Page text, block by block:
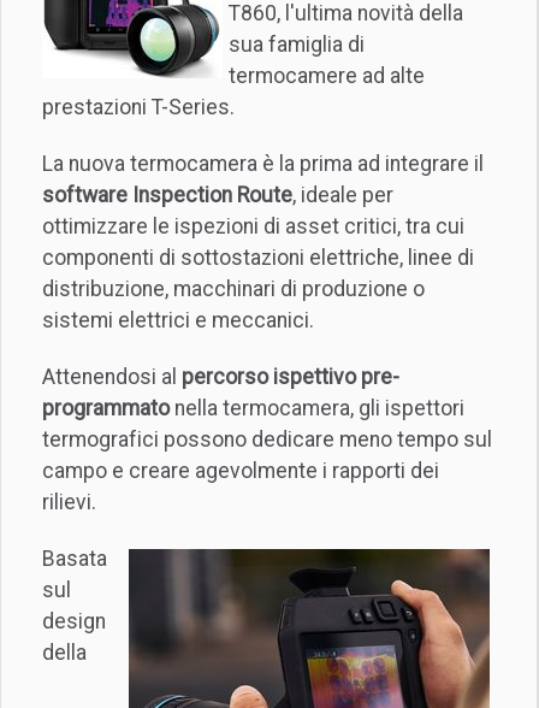
T860, l'ultima novità della
sua famiglia di
termocamere ad alte
prestazioni T-Series.
La nuova termocamera è la prima ad integrare il
software Inspection Route, ideale per
ottimizzare le ispezioni di asset critici, tra cui
componenti di sottostazioni elettriche, linee di
distribuzione, macchinari di produzione o
sistemi elettrici e meccanici.
Attenendosi al percorso ispettivo pre-
programmatonella termocamera, gli ispettori
termografici possono dedicare meno tempo sul
campo e creare agevolmente i rapporti dei
rilievi.
Basata
sul
design
della